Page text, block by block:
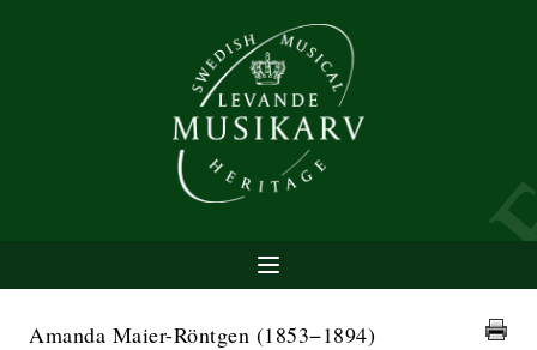
Amanda Maier-Röntgen (1853−1894)